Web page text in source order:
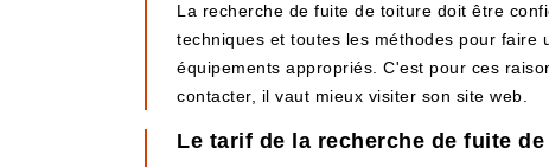
La recherche de fuite de toiture doit être
techniques et toutes les méthodes pour faire
équipements appropriés. C'est pour ces
contacter, il vaut mieux visiter son site web.
Le tarif de la recherche de fuite